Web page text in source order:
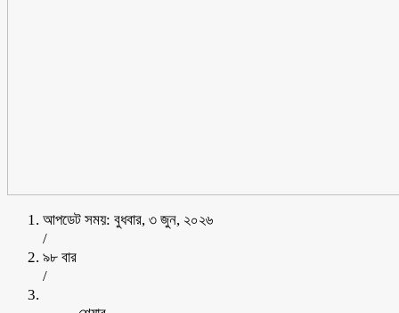
আপডেট সময়: বুধবার, ৩ জুন, ২০২৬
/
৯৮ বার
/